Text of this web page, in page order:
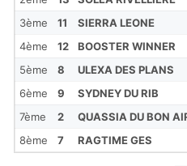
3ème
11 SIERRA LEONE
4ème
12 BOOSTER WINNER
5ème
8 ULEXA DES PLANS
6ème
9 SYDNEY DU RIB
7ème
2 QUASSIA DU BON
8ème
7 RAGTIME GES